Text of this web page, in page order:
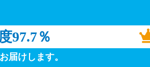
97.7％
届けします。